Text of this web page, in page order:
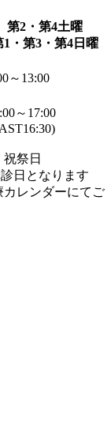
第2・第4土曜
1・第3・第4日曜
～13:00
～17:00
祭日
日となります
レンダーにてご